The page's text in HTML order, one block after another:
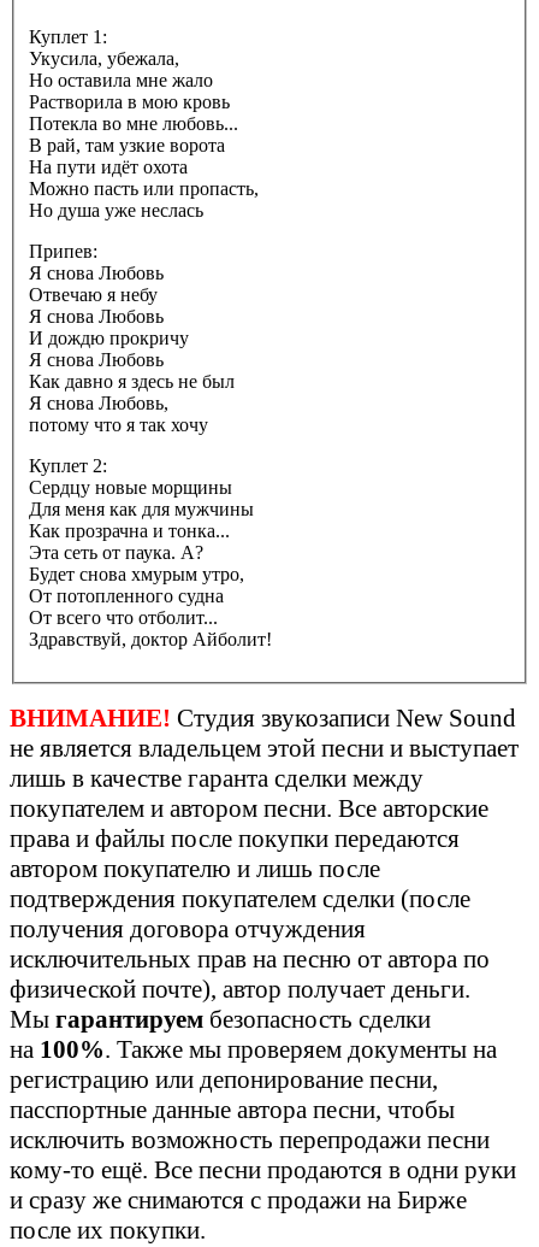
Куплет 1:
Укусила, убежала,
Но оставила мне жало
Растворила в мою кровь
Потекла во мне любовь...
В рай, там узкие ворота
На пути идёт охота
Можно пасть или пропасть,
Но душа уже неслась
Припев:
Я снова Любовь
Отвечаю я небу
Я снова Любовь
И дождю прокричу
Я снова Любовь
Как давно я здесь не был
Я снова Любовь,
потому что я так хочу
Куплет 2:
Сердцу новые морщины
Для меня как для мужчины
Как прозрачна и тонка...
Эта сеть от паука. А?
Будет снова хмурым утро,
От потопленного судна
От всего что отболит...
Здравствуй, доктор Айболит!
ВНИМАНИЕ! Студия звукозаписи New Sound
не является владельцем этой песни и выступает
лишь в качестве гаранта сделки между
покупателем и автором песни. Все авторские
права и файлы после покупки передаются
автором покупателю и лишь после
подтверждения покупателем сделки (после
получения договора отчуждения
исключительных прав на песню от автора по
физической почте), автор получает деньги.
Мы гарантируем безопасность сделки
на 100%. Также мы проверяем документы на
регистрацию или депонирование песни,
пасспортные данные автора песни, чтобы
исключить возможность перепродажи песни
кому-то ещё. Все песни продаются в одни руки
и сразу же снимаются с продажи на Бирже
после их покупки.